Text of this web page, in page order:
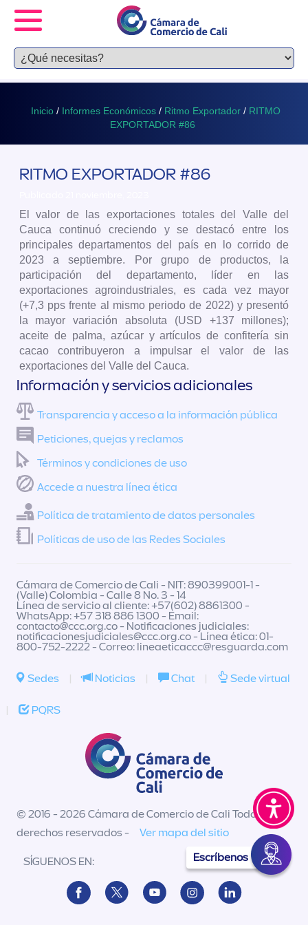
Inicio / Informes Económicos / Ritmo Exportador / RITMO
EXPORTADOR #86
RITMO EXPORTADOR #86
El valor de las exportaciones totales del Valle del
Cauca continuó creciendo y se destacó entre los
principales departamentos del país en lo corrido de
2023 a septiembre. Por grupo de productos, la
participación del departamento, líder en las
exportaciones agroindustriales, es cada vez mayor
(+7,3 pps frente al mismo periodo de 2022) y presentó
la mayor variación absoluta (USD +137 millones);
aceite de palma, azúcar y artículos de confitería sin
cacao contribuyeron a impulsar el valor de las
exportaciones del Valle del Cauca.
Escríbenos
Información y servicios adicionales
Transparencia y acceso a la información pública
Peticiones, quejas y reclamos
Términos y condiciones de uso
Accede a nuestra línea ética
Política de tratamiento de datos personales
Políticas de uso de las Redes Sociales
Cámara de Comercio de Cali - NIT: 890399001-1 -
(Valle) Colombia - Calle 8 No. 3 - 14
Línea de servicio al cliente: +57(602) 8861300 -
WhatsApp: +57 318 886 1300 - Email:
contacto@ccc.org.co- Notificaciones judiciales:
notificacionesjudiciales@ccc.org.co- Línea ética: 01-
800-752-2222 - Correo: lineaeticaccc@resguarda.com
Sedes | Noticias | Chat | Sede virtual
| PQRS
© 2016 - 2026 Cámara de Comercio de Cali Todos los
derechos reservados -
Ver mapa del sitio
SÍGUENOS EN: